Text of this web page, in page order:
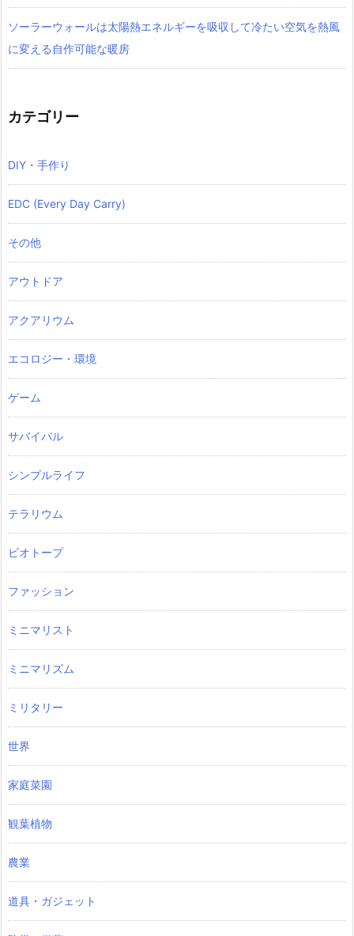
ソーラーウォールは太陽熱エネルギーを吸収して冷たい空気を熱風
に変える自作可能な暖房
カテゴリー
DIY・手作り
EDC (Every Day Carry)
その他
アウトドア
アクアリウム
エコロジー・環境
ゲーム
サバイバル
シンプルライフ
テラリウム
ビオトープ
ファッション
ミニマリスト
ミニマリズム
ミリタリー
世界
家庭菜園
観葉植物
農業
道具・ガジェット